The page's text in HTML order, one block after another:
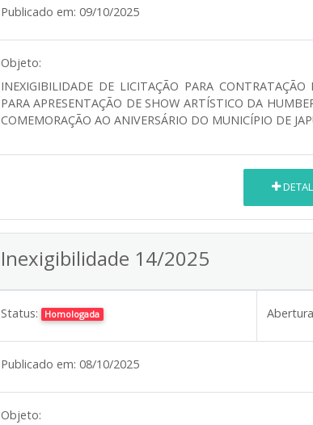
Publicado em: 09/10/2025
Objeto:
INEXIGIBILIDADE DE LICITAÇÃO PARA
PARA APRESENTAÇÃO DE SHOW ARTÍSTICO DA
COMEMORAÇÃO AO ANIVERSÁRIO DO MUNICÍPIO DE
Inexigibilidade 14/2025
Status: Homologada
Publicado em: 08/10/2025
Objeto: